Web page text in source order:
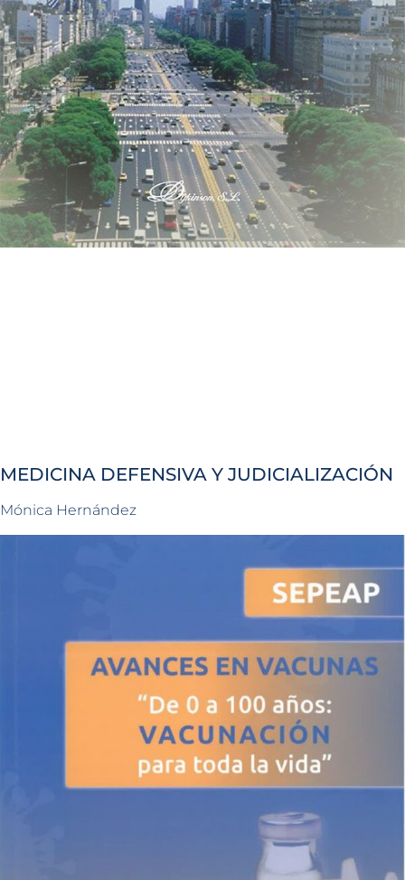
MEDICINA DEFENSIVA Y JUDICIALIZACIÓN
Mónica Hernández